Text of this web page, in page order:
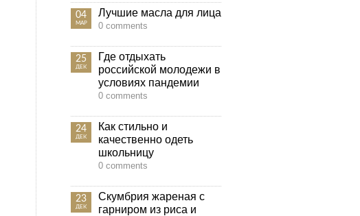
04
МАР
Лучшие масла для лица
0 comments
25
ДЕК
Где отдыхать
российской молодежи в
условиях пандемии
0 comments
24
ДЕК
Как стильно и
качественно одеть
школьницу
0 comments
23
ДЕК
Скумбрия жареная с
гарниром из риса и